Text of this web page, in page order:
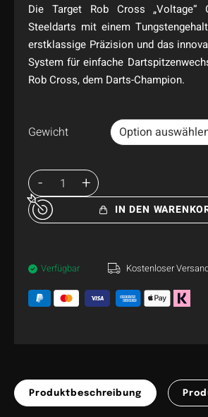
Die Target Rob Cross „Voltage“
Steeldarts mit einem
erstklassige Präzision und das
System für einfache
Rob Cross, dem Darts-Champion.
Gewicht
IN DEN
Verfügbar Kostenloser
Produktbeschreibung